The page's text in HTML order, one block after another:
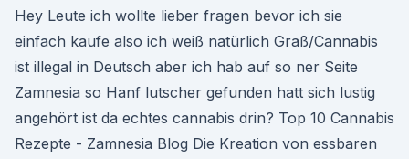
Hey Leute ich wollte lieber fragen bevor ich sie
einfach kaufe also ich weiß natürlich Graß/Cannabis
ist illegal in Deutsch aber ich hab auf so ner Seite
Zamnesia so Hanf lutscher gefunden hatt sich lustig
angehört ist da echtes cannabis drin? Top 10 Cannabis
Rezepte - Zamnesia Blog Die Kreation von essbaren